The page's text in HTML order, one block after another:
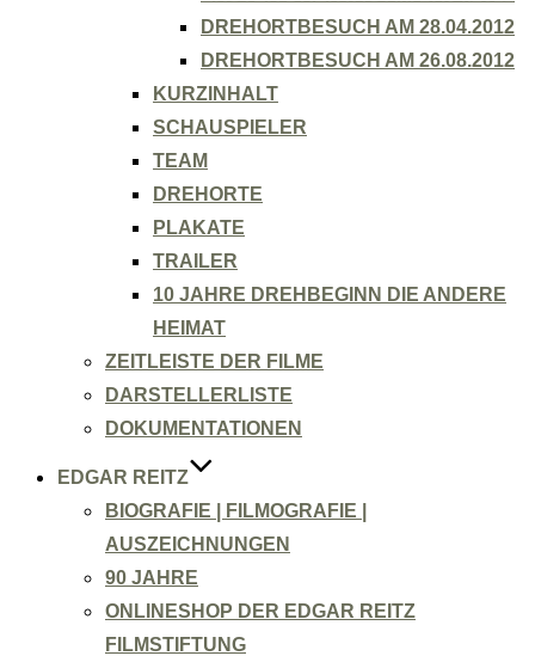
DREHORTBESUCH AM 28.04.2012
DREHORTBESUCH AM 26.08.2012
KURZINHALT
SCHAUSPIELER
TEAM
DREHORTE
PLAKATE
TRAILER
10 JAHRE DREHBEGINN DIE ANDERE
HEIMAT
ZEITLEISTE DER FILME
DARSTELLERLISTE
DOKUMENTATIONEN
EDGAR REITZ
BIOGRAFIE | FILMOGRAFIE |
AUSZEICHNUNGEN
90 JAHRE
ONLINESHOP DER EDGAR REITZ
FILMSTIFTUNG